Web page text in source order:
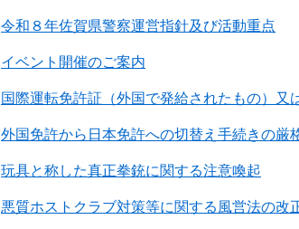
令和８年佐賀県警察運営指針及び活動重点
イベント開催のご案内
国際運転免許証（外国で発給されたもの）又
外国免許から日本免許への切替え手続きの厳
玩具と称した真正拳銃に関する注意喚起
悪質ホストクラブ対策等に関する風営法の改